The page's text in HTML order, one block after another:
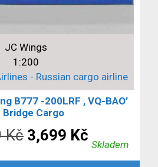
JC Wings
1:200
- Russian cargo airline
B777 -200LRF , VQ-BAO’
Bridge Cargo
Kč Původní
cena
3,699 Kč
cena
Skladem